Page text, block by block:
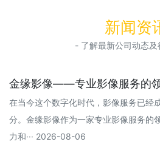
新闻资
- 了解最新公司动态
金缘影像——专业影像服务的
在当今这个数字化时代，影像服务已经
分。金缘影像作为一家专业影像服务的
力和··· 2026-08-06